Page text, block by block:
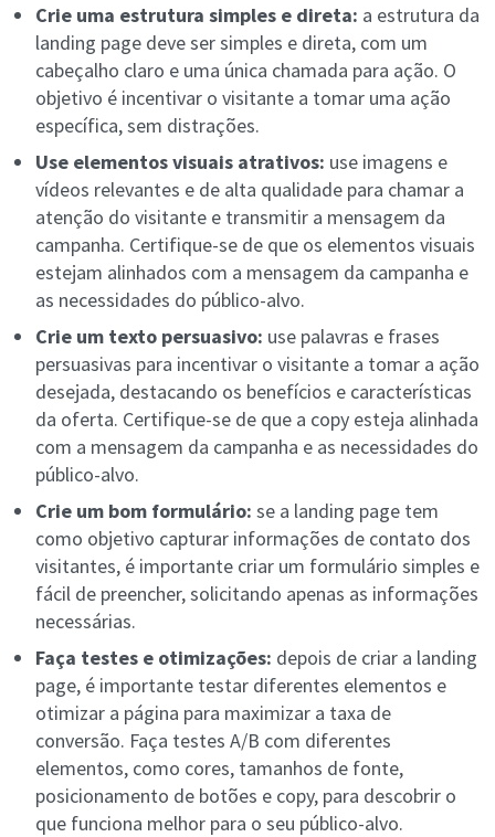
Crie uma estrutura simples e direta: a estrutura da
landing page deve ser simples e direta, com um
cabeçalho claro e uma única chamada para ação. O
objetivo é incentivar o visitante a tomar uma ação
específica, sem distrações.
Use elementos visuais atrativos: use imagens e
vídeos relevantes e de alta qualidade para chamar a
atenção do visitante e transmitir a mensagem da
campanha. Certifique-se de que os elementos visuais
estejam alinhados com a mensagem da campanha e
as necessidades do público-alvo.
Crie um texto persuasivo: use palavras e frases
persuasivas para incentivar o visitante a tomar a ação
desejada, destacando os benefícios e características
da oferta. Certifique-se de que a copy esteja alinhada
com a mensagem da campanha e as necessidades do
público-alvo.
Crie um bom formulário: se a landing page tem
como objetivo capturar informações de contato dos
visitantes, é importante criar um formulário simples e
fácil de preencher, solicitando apenas as informações
necessárias.
Faça testes e otimizações: depois de criar a landing
page, é importante testar diferentes elementos e
otimizar a página para maximizar a taxa de
conversão. Faça testes A/B com diferentes
elementos, como cores, tamanhos de fonte,
posicionamento de botões e copy, para descobrir o
que funciona melhor para o seu público-alvo.